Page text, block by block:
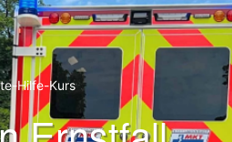
Hilfe-Kurs